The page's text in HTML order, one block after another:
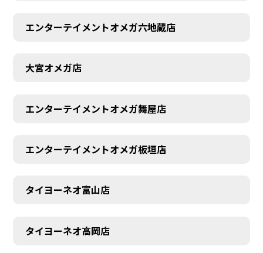
AUDITION
エンターテイメントオメガ六地蔵店
大宮オメガ店
エンターテイメントオメガ舞屋店
エンターテイメントオメガ板垣店
タイヨーネオ富山店
タイヨーネオ高岡店